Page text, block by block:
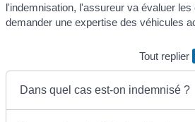
l'indemnisation, l'assureur va évaluer
demander une expertise des véhicules
Tout replier
Dans quel cas est-on indemnisé ?